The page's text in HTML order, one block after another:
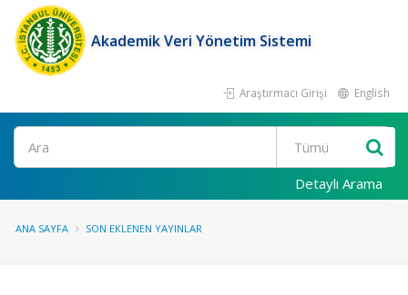
Akademik Veri Yönetim Sistemi
Araştırmacı Girişi English
Ara
Detaylı Arama
ANA SAYFA SON EKLENEN YAYINLAR